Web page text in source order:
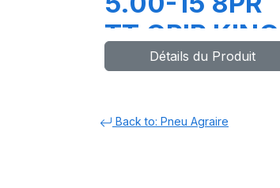
TT GRIP KING
HD Détails du Produit
Back to: Pneu Agraire